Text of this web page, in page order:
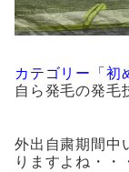
カテゴリー「初
自ら発毛の発毛
外出自粛期間中
りますよね・・